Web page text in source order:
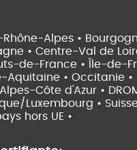
Alpes •
• Centre-Val de
de-France •
Île-de-
Aquitaine • Occitanie •
Côte d'Azur •
Luxembourg •
hors UE •